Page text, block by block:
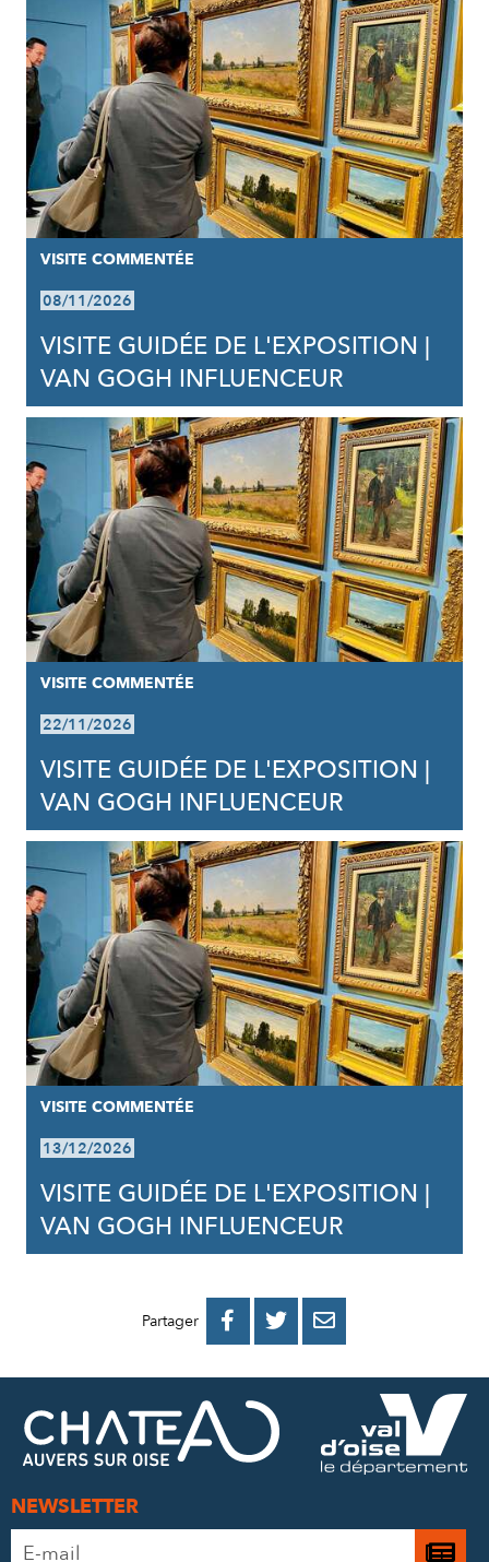
VISITE COMMENTÉE
08/11/2026
VISITE GUIDÉE DE L'EXPOSITION |
VAN GOGH INFLUENCEUR
VISITE COMMENTÉE
22/11/2026
VISITE GUIDÉE DE L'EXPOSITION |
VAN GOGH INFLUENCEUR
VISITE COMMENTÉE
13/12/2026
VISITE GUIDÉE DE L'EXPOSITION |
VAN GOGH INFLUENCEUR
Partager 
PARTAGER
FACEBOOK
PARTAGER
PARTAGER
MAIL
NEWSLETTER
Adresse
Je